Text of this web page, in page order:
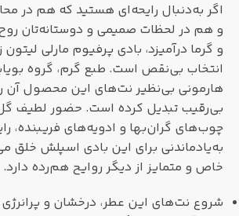
اگر به‌دنبال رایحه‌ای هستید که هم در
و هم در لحظات صمیمی و دوستانه‌تان روح
و گرما درآمیزد، بادی پرفیوم مارلی لیتون
انتخاب بی‌نقص است. طبع گرم، گروه
هارمونی بی‌نظیر نت‌های این محصول آن
بی‌رقیب تبدیل کرده‌ است. حضور لطیف
چوب‌های گران‌بها و ادویه‌های فریبنده،
به‌یادماندنی برای این بادی اسپلش خلق
خاص و متمایز از دیگر روایح هم‌رده دارد.
شروع نت‌های این عطر، درخشان و